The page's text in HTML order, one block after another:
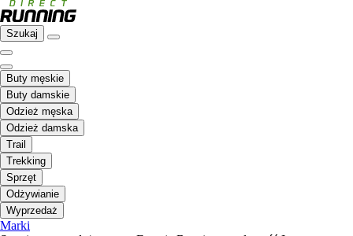
Szukaj
Buty męskie
Buty damskie
Odzież męska
Odzież damska
Trail
Trekking
Sprzęt
Odżywianie
Wyprzedaż
Marki